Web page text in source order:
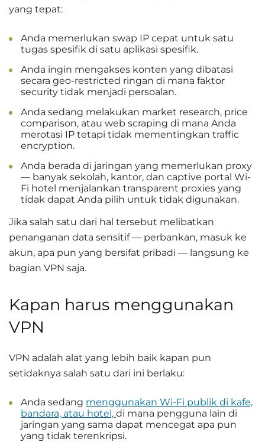
yang tepat:
Anda memerlukan swap IP cepat untuk satu
tugas spesifik di satu aplikasi spesifik.
Anda ingin mengakses konten yang dibatasi
secara geo-restricted ringan di mana faktor
security tidak menjadi persoalan.
Anda sedang melakukan market research, price
comparison, atau web scraping di mana Anda
merotasi IP tetapi tidak mementingkan traffic
encryption.
Anda berada di jaringan yang memerlukan proxy
— banyak sekolah, kantor, dan captive portal Wi-
Fi hotel menjalankan transparent proxies yang
tidak dapat Anda pilih untuk tidak digunakan.
Jika salah satu dari hal tersebut melibatkan
penanganan data sensitif — perbankan, masuk ke
akun, apa pun yang bersifat pribadi — langsung ke
bagian VPN saja.
Kapan harus menggunakan
VPN
VPN adalah alat yang lebih baik kapan pun
setidaknya salah satu dari ini berlaku:
Anda sedang menggunakan Wi-Fi publik di kafe,
bandara, atau hotel, di mana pengguna lain di
jaringan yang sama dapat mencegat apa pun
yang tidak terenkripsi.